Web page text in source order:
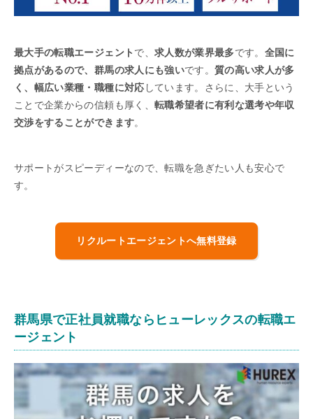
最大手の転職エージェント で、 求人数が業界最多です。 全国に
拠点があるので、群馬の求人にも強いです。質の高い求人が多
く、幅広い業種・職種に対応 しています。さらに、大手という
ことで企業からの信頼も厚く、 転職希望者に有利な選考や年収
交渉をすることができます。
サポートがスピーディーなので、転職を急ぎたい人も安心で
す。
リクルートエージェントへ無料登録
群馬県で正社員就職ならヒューレックスの転職エ
ージェント